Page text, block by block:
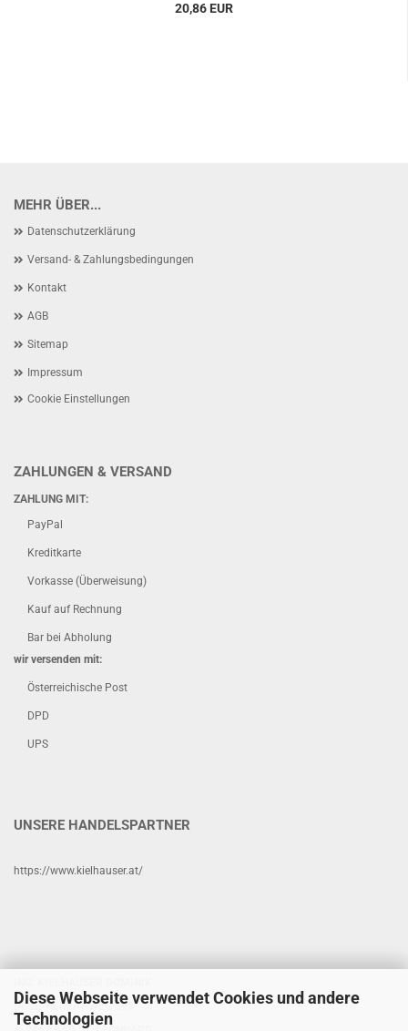
Diese Webseite verwendet Cookies und andere
Technologien
20,86 EUR
MEHR ÜBER...
Datenschutzerklärung
Versand- & Zahlungsbedingungen
Kontakt
AGB
Sitemap
Impressum
Cookie Einstellungen
ZAHLUNGEN & VERSAND
ZAHLUNG MIT:
PayPal
Kreditkarte
Vorkasse (Überweisung)
Kauf auf Rechnung
Bar bei Abholung
wir versenden mit:
Österreichische Post
DPD
UPS
UNSERE HANDELSPARTNER
https://www.kielhauser.at/
NEUE-HEIMAT-WEG 398